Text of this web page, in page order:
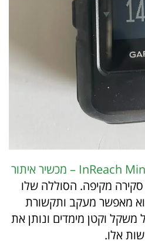
InReach Mini – מכשיר איתור
סקירה מקיפה. הסוללה שלו
מאפשר מעקב ותקשורת
וקטן מימדים ונותן את
אלו.